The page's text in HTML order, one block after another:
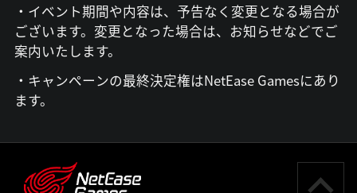
・イベント期間や内容は、予告なく変更となる場合が
ございます。変更となった場合は、お知らせなどでご
案内いたします。
・キャンペーンの最終決定権はNetEase Gamesにあり
ます。